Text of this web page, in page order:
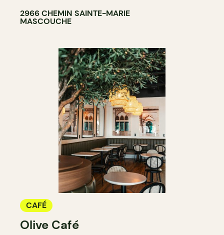
2966 CHEMIN SAINTE-MARIE
MASCOUCHE
CAFÉ
Olive Café